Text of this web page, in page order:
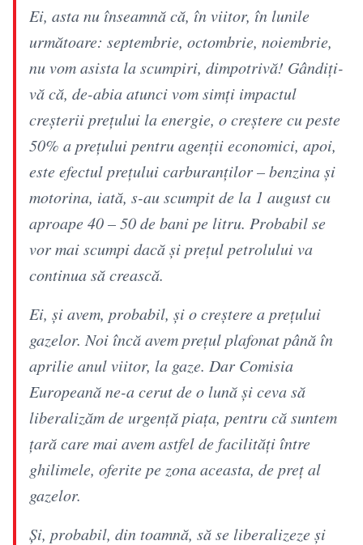
Ei, asta nu înseamnă că, în viitor, în lunile
următoare: septembrie, octombrie, noiembrie,
nu vom asista la scumpiri, dimpotrivă! Gândiţi-
vă că, de-abia atunci vom simţi impactul
creşterii preţului la energie, o creştere cu peste
50% a preţului pentru agenţii economici, apoi,
este efectul preţului carburanţilor – benzina şi
motorina, iată, s-au scumpit de la 1 august cu
aproape 40 – 50 de bani pe litru. Probabil se
vor mai scumpi dacă şi preţul petrolului va
continua să crească.
Ei, şi avem, probabil, şi o creştere a preţului
gazelor. Noi încă avem preţul plafonat până în
aprilie anul viitor, la gaze. Dar Comisia
Europeană ne-a cerut de o lună şi ceva să
liberalizăm de urgenţă piaţa, pentru că suntem
ţară care mai avem astfel de facilităţi între
ghilimele, oferite pe zona aceasta, de preţ al
gazelor.
Şi, probabil, din toamnă, să se liberalizeze şi